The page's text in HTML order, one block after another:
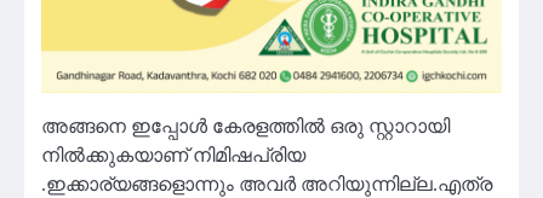
അങ്ങനെ ഇപ്പോൾ കേരളത്തിൽ ഒരു സ്റ്റാറായി
നിൽക്കുകയാണ് നിമിഷപ്രിയ
.ഇക്കാര്യങ്ങളൊന്നും അവർ അറിയുന്നില്ല.എത്ര